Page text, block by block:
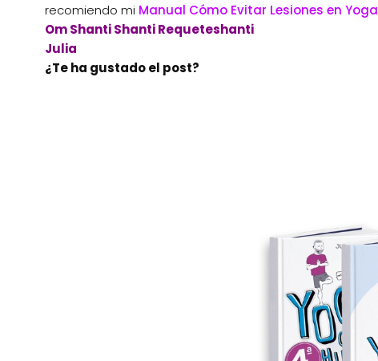
recomiendo mi Manual Cómo Evitar Lesiones en Yoga
Om Shanti Shanti Requeteshanti
Julia
¿Te ha gustado el post?